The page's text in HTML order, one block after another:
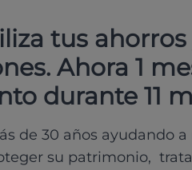
tus
Ahora 1
durante 11
de 30 años ayudando
su patrimonio,